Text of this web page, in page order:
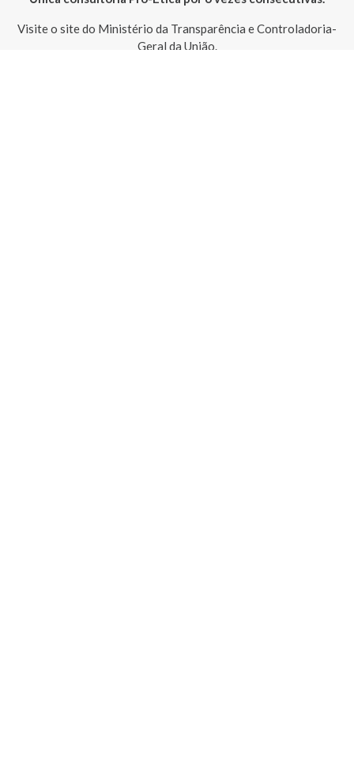
Visite o site do Ministério da Transparência e Controladoria-
Geral da União.